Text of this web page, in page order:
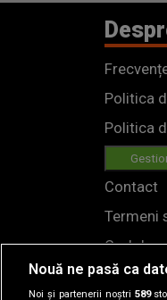
Politica
Politica
Contact
Termeni
Cod
Nouă ne pasă ca
Noi și partenerii noștri 589